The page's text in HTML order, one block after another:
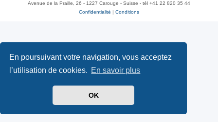
En poursuivant votre navigation, vous acceptez
l’utilisation de cookies. En savoir plus
OK
Avenue de la Praille, 26 - 1227 Carouge - Suisse - tél +41 22 820 35 44
Confidentialité
Conditions